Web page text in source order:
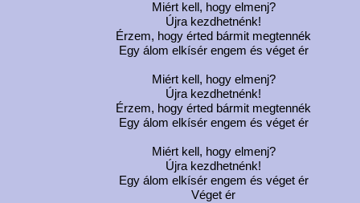
Miért kell, hogy elmenj?
Újra kezdhetnénk!
Érzem, hogy érted bármit megtennék
Egy álom elkísér engem és véget ér
Miért kell, hogy elmenj?
Újra kezdhetnénk!
Érzem, hogy érted bármit megtennék
Egy álom elkísér engem és véget ér
Miért kell, hogy elmenj?
Újra kezdhetnénk!
Egy álom elkísér engem és véget ér
Véget ér